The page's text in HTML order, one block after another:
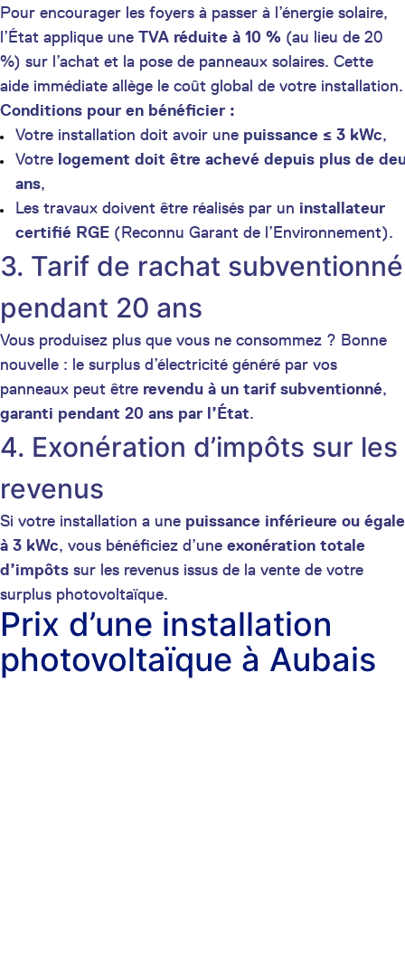
Pour encourager les foyers à passer à l’énergie solaire,
l’État applique une TVA réduite à 10 % (au lieu de 20
%) sur l’achat et la pose de panneaux solaires. Cette
aide immédiate allège le coût global de votre installation.
Conditions pour en bénéficier :
Votre installation doit avoir une puissance ≤ 3 kWc,
Votre logement doit être achevé depuis plus de
ans,
Les travaux doivent être réalisés par un installateur
certifié RGE (Reconnu Garant de l’Environnement).
3. Tarif de rachat subventionné
pendant 20 ans
Vous produisez plus que vous ne consommez ? Bonne
nouvelle : le surplus d’électricité généré par vos
panneaux peut être revendu à un tarif subventionné,
garanti pendant 20 ans par l’État.
4. Exonération d’impôts sur les
revenus
Si votre installation a une puissance inférieure ou égale
à 3 kWc, vous bénéficiez d’une exonération totale
d’impôts sur les revenus issus de la vente de votre
surplus photovoltaïque.
Prix d’une installation
photovoltaïque à Aubais